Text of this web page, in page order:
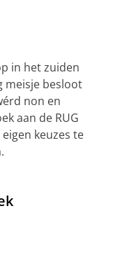
in het zuiden
meisje besloot
non en
aan de RUG
keuzes te